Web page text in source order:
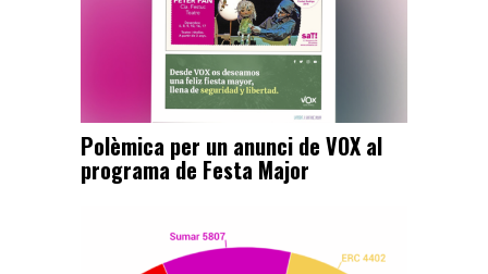
Polèmica per un anunci de VOX al
programa de Festa Major